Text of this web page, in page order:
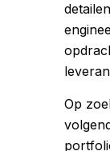
Op